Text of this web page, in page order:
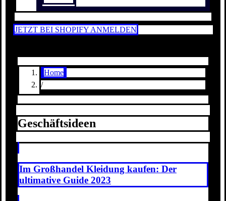
JETZT BEI SHOPIFY ANMELDEN
Home
/
Geschäftsideen
Im Großhandel Kleidung kaufen: Der
ultimative Guide 2023